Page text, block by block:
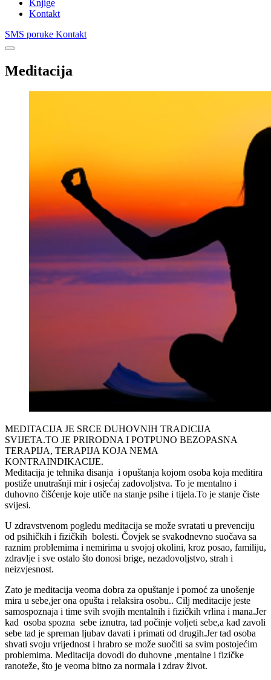
Knjige
Kontakt
SMS poruke Kontakt
Meditacija
MEDITACIJA JE SRCE DUHOVNIH TRADICIJA
SVIJETA.TO JE PRIRODNA I POTPUNO BEZOPASNA
TERAPIJA, TERAPIJA KOJA NEMA
Meditacija je tehnika disanja i opuštanja kojom osoba koja meditira
postiže unutrašnji mir i osjećaj zadovoljstva. To je mentalno i
duhovno čišćenje koje utiče na stanje psihe i tijela.To je stanje čiste
svijesi.
U zdravstvenom pogledu meditacija se može svratati u prevenciju
od psihičkih i fizičkih bolesti. Čovjek se svakodnevno suočava sa
raznim problemima i nemirima u svojoj okolini, kroz posao, familiju,
zdravlje i sve ostalo što donosi brige, nezadovoljstvo, strah i
neizvjesnost.
Zato je meditacija veoma dobra za opuštanje i pomoć za unošenje
mira u sebe,jer ona opušta i relaksira osobu.. Cilj meditacije jeste
samospoznaja i time svih svojih mentalnih i fizičkih vrlina i mana.Jer
kad osoba spozna sebe iznutra, tad počinje voljeti sebe,a kad zavoli
sebe tad je spreman ljubav davati i primati od drugih.Jer tad osoba
shvati svoju vrijednost i hrabro se može suočiti sa svim postojećim
problemima. Meditacija dovodi do duhovne ,mentalne i fizičke
ranoteže, što je veoma bitno za normala i zdrav život.